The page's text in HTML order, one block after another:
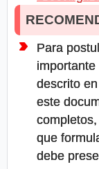
Para
descrito
este
que
debe